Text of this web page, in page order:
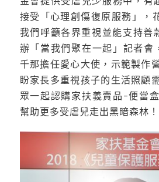
接受「心理創傷復原服務」，
我們呼籲各界重視並能支持善
辦「當我們聚在一起」記者會
千那擔任愛心大使，示範製作
盼家長多重視孩子的生活照顧
眾一起認購家扶義賣品-便當
幫助更多受虐兒走出黑暗森林！